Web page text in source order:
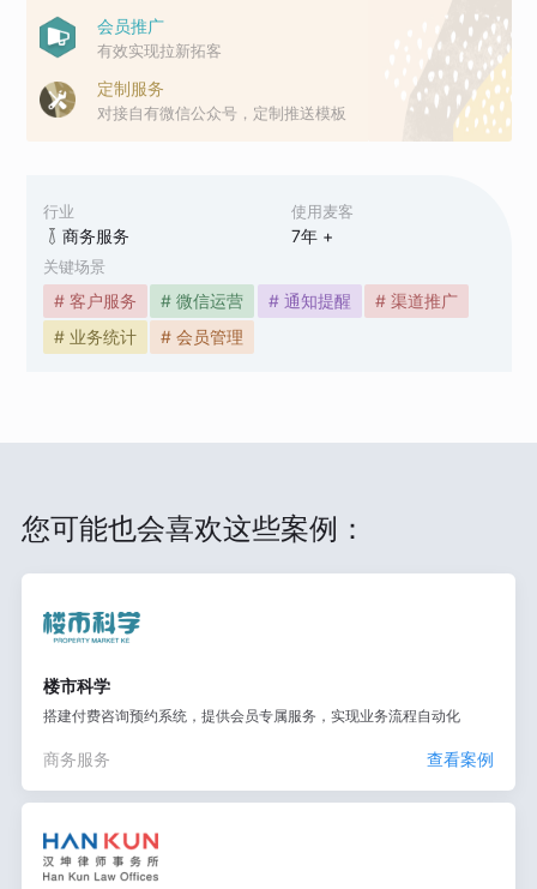
行业
商务服务
使用麦客
7年 +
关键场景
# 客户服务 # 微信运营 # 通知提醒
# 渠道推广
# 业务统计
# 会员管理
会员推广
有效实现拉新拓客
定制服务
对接自有微信公众号，定制推送模板
您可能也会喜欢这些案例：
楼市科学
搭建付费咨询预约系统，提供会员专属服务，实现业务流程自动化
商务服务 查看案例